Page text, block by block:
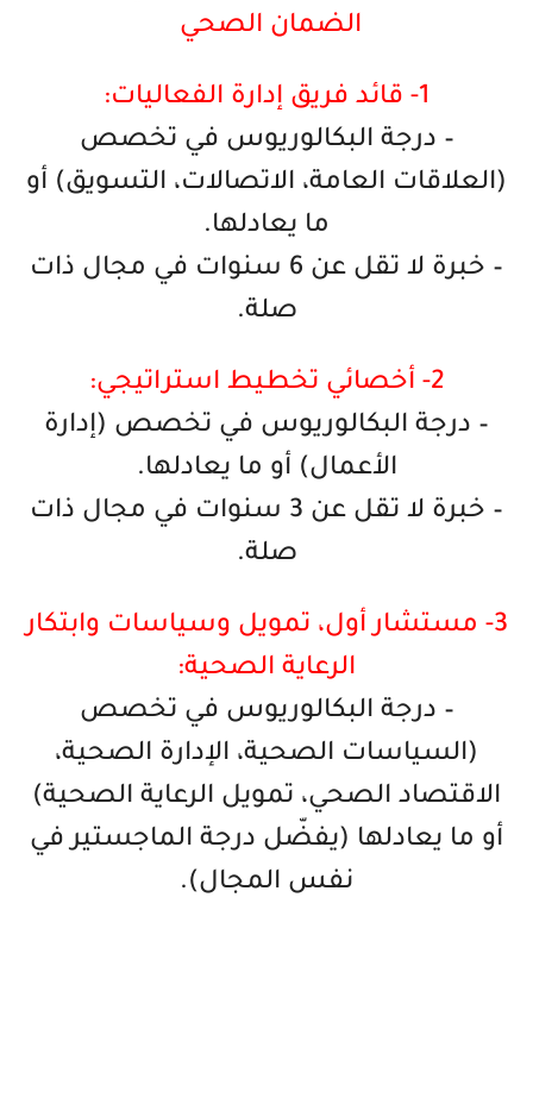
الضمان الصحي
1- قائد فريق إدارة الفعاليات:
– درجة البكالوريوس في تخصص
(العلاقات العامة، الاتصالات، التسويق) أو
ما يعادلها.
– خبرة لا تقل عن 6 سنوات في مجال ذات
صلة.
2- أخصائي تخطيط استراتيجي:
– درجة البكالوريوس في تخصص (إدارة
الأعمال) أو ما يعادلها.
– خبرة لا تقل عن 3 سنوات في مجال ذات
صلة.
3- مستشار أول، تمويل وسياسات وابتكار
الرعاية الصحية:
– درجة البكالوريوس في تخصص
(السياسات الصحية، الإدارة الصحية،
الاقتصاد الصحي، تمويل الرعاية الصحية)
أو ما يعادلها (يفضّل درجة الماجستير في
نفس المجال).